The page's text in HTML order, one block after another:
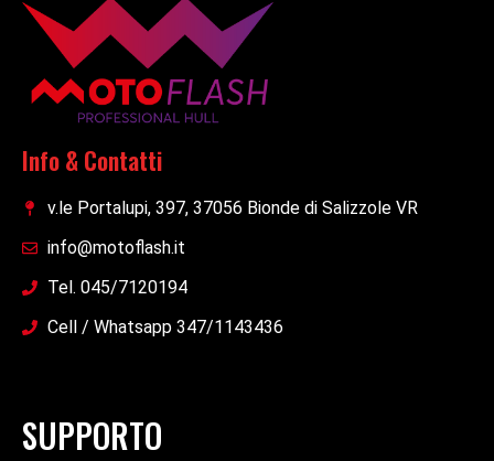
Info & Contatti
v.le Portalupi, 397, 37056 Bionde di Salizzole VR
info@motoflash.it
Tel. 045/7120194
Cell / Whatsapp 347/1143436
SUPPORTO